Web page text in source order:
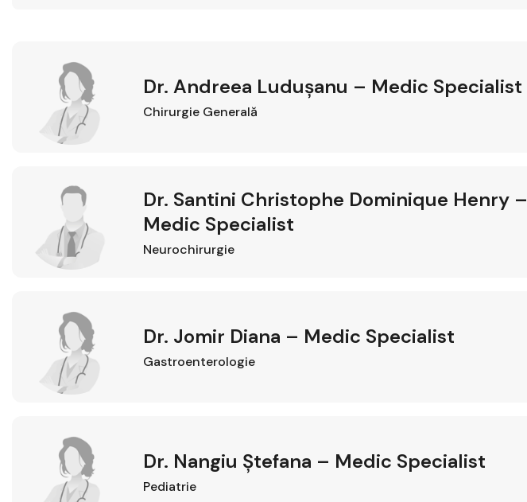
Dr. Andreea Ludușanu – Medic Specialist
Chirurgie Generală
Dr. Santini Christophe Dominique Henry –
Medic Specialist
Neurochirurgie
Dr. Jomir Diana – Medic Specialist
Gastroenterologie
Dr. Nangiu Ștefana – Medic Specialist
Pediatrie